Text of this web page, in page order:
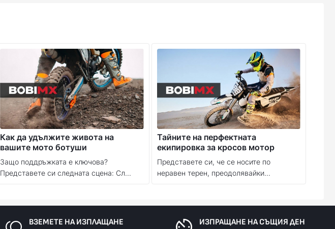
Как да удължите живота на
вашите мото ботуши
Защо поддръжката е ключова?
Представете си следната сцена: Сл...
Тайните на перфектната
екипировка за кросов мотор
Представете си, че се носите по
неравен терен, преодолявайки...
ВЗЕМЕТЕ НА ИЗПЛАЩАНЕ ИЗПРАЩАНЕ НА СЪЩИЯ ДЕН